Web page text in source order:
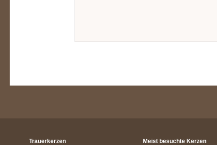
Trauerkerzen
Meist besuchte Kerzen